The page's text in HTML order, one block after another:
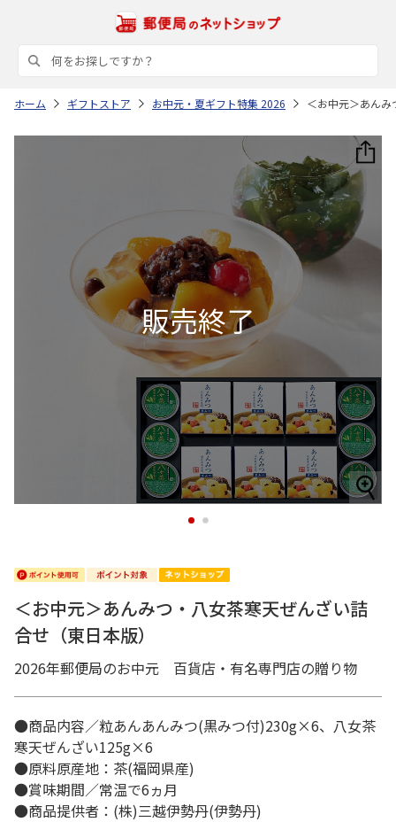
ホーム ギフトストア お中元・夏ギフト特集 2026 ＜お中元＞あん
1 2
＜お中元＞あんみつ・八女茶寒天ぜんざい詰
合せ（東日本版）
2026年郵便局のお中元 百貨店・有名専門店の贈り物
●商品内容／粒あんあんみつ(黒みつ付)230g×6、八女茶
寒天ぜんざい125g×6
●原料原産地：茶(福岡県産)
●賞味期間／常温で6ヵ月
●商品提供者：(株)三越伊勢丹(伊勢丹)